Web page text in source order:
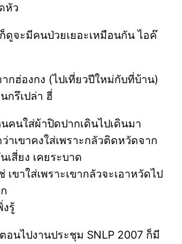
หัว
ดูจะมีคนป่วยเยอะเหมือนกัน ไอค๊
กฮ่องกง (ไปเที่ยวปีใหม่กับที่บ้าน)
กรึเปล่า ฮี่
คนใส่ผ้าปิดปากเดินไปเดินมา
าเขาคงใส่เพราะกลัวติดหวัดจาก
เสี่ยง เคยระบาด
เขาใส่เพราะเขากลัวจะเอาหวัดไป
งรู้
อนไปงานประชุม SNLP 2007 ก็มี